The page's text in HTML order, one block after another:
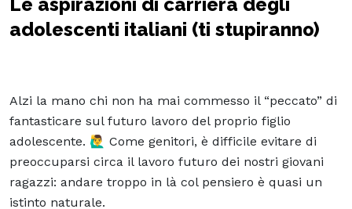
adolescenti italiani (ti stupiranno)
Alzi la mano chi non ha mai commesso il “peccato” di
fantasticare sul futuro lavoro del proprio figlio
adolescente. 🙋‍♂️ Come genitori, è difficile evitare di
preoccuparsi circa il lavoro futuro dei nostri giovani
ragazzi: andare troppo in là col pensiero è quasi un
istinto naturale.